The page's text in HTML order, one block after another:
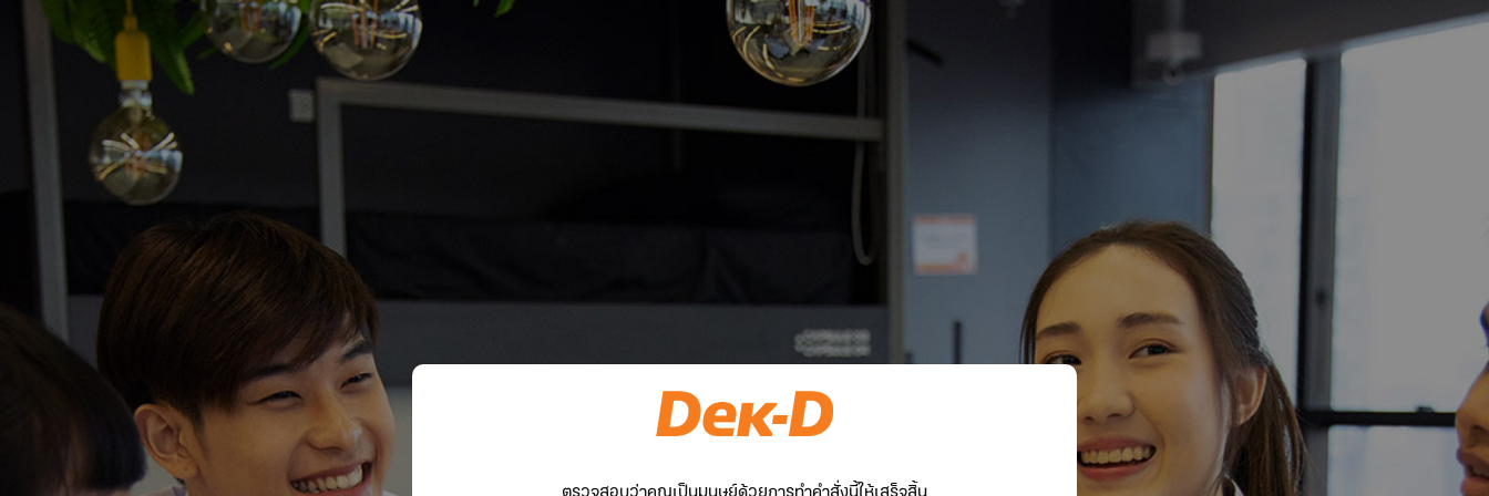
ตรวจสอบว่าคุณเป็นมนุษย์ด้วยการทำคำสั่งนี้ให้เสร็จสิ้น